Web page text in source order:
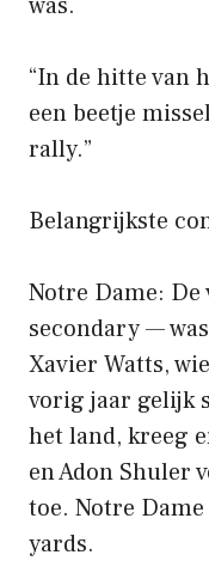
“In de hitte van
een beetje
rally.”
Belangrijkste
Notre Dame:
secondary —
Xavier Watts,
vorig jaar gelijk
het land, kreeg
en Adon Shuler
toe. Notre
yards.